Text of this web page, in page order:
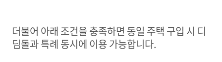
더불어 아래 조건을 충족하면 동일 주택 구입 시 디
딤돌과 특례 동시에 이용 가능합니다.